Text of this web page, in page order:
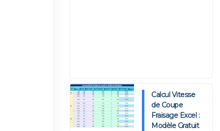
Calcul Vitesse
de Coupe
Fraisage Excel :
Modèle Gratuit